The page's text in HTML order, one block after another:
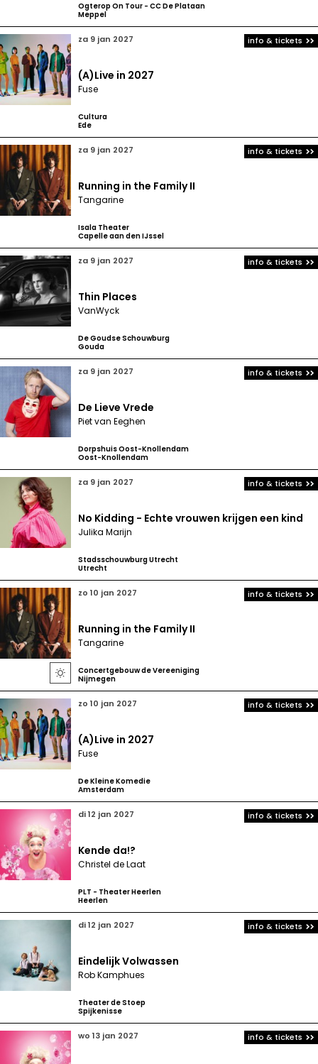
Ogterop On Tour - CC De Plataan
Meppel
za 9 jan 2027
(A)Live in 2027
Fuse
Cultura
Ede
info & tickets
za 9 jan 2027
Running in the Family II
Tangarine
Isala Theater
Capelle aan den IJssel
info & tickets
za 9 jan 2027
Thin Places
VanWyck
De Goudse Schouwburg
Gouda
info & tickets
za 9 jan 2027
De Lieve Vrede
Piet van Eeghen
Dorpshuis Oost-Knollendam
Oost-Knollendam
info & tickets
za 9 jan 2027
No Kidding - Echte vrouwen krijgen een kind
Julika Marijn
Stadsschouwburg Utrecht
Utrecht
info & tickets

zo 10 jan 2027
Running in the Family II
Tangarine
Concertgebouw de Vereeniging
Nijmegen
info & tickets
zo 10 jan 2027
(A)Live in 2027
Fuse
De Kleine Komedie
Amsterdam
info & tickets
di 12 jan 2027
Kende da!?
Christel de Laat
PLT - Theater Heerlen
Heerlen
info & tickets
di 12 jan 2027
Eindelijk Volwassen
Rob Kamphues
Theater de Stoep
Spijkenisse
info & tickets
wo 13 jan 2027 info & tickets